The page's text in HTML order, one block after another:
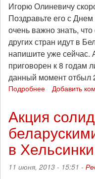
Игорю Олиневичу
Поздравьте его с
очень важно знать,
других стран идут в
напишите уже сейчас.
приговорен к 8 годам
данный момент отбыл
Подробнее
Игорю
исполнится
30
лет.
Поздравьте
Добавить
Акция
в Хельсинки
11 июня, 2013 - 15:51 -